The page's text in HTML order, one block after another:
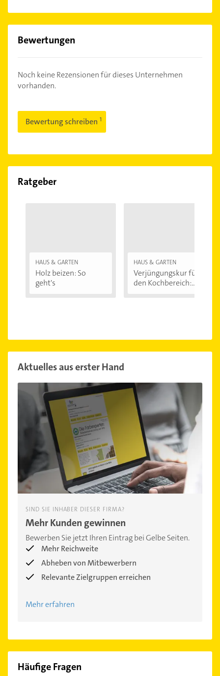
Bewertungen
Noch keine Rezensionen für dieses Unternehmen
vorhanden.
Bewertung schreiben
Ratgeber
HAUS & GARTEN
Holz beizen: So
geht's
HAUS & GARTEN
Verjüngungskur für
den Kochbereich:...
Aktuelles aus erster Hand
SIND SIE INHABER DIESER FIRMA?
Mehr Kunden gewinnen
Bewerben Sie jetzt Ihren Eintrag bei Gelbe Seiten.
Mehr Reichweite
Abheben von Mitbewerbern
Relevante Zielgruppen erreichen
Mehr erfahren
Häufige Fragen